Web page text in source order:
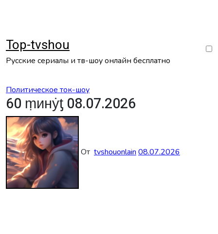
Top-tvshou
Русские сериалы и тв-шоу онлайн бесплатно
Политическое ток-шоу
60 ṃинẏƫ 08.07.2026
От tvshouonlain 08.07.2026